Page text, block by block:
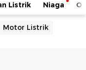
Listrik Niaga
Motor Listrik